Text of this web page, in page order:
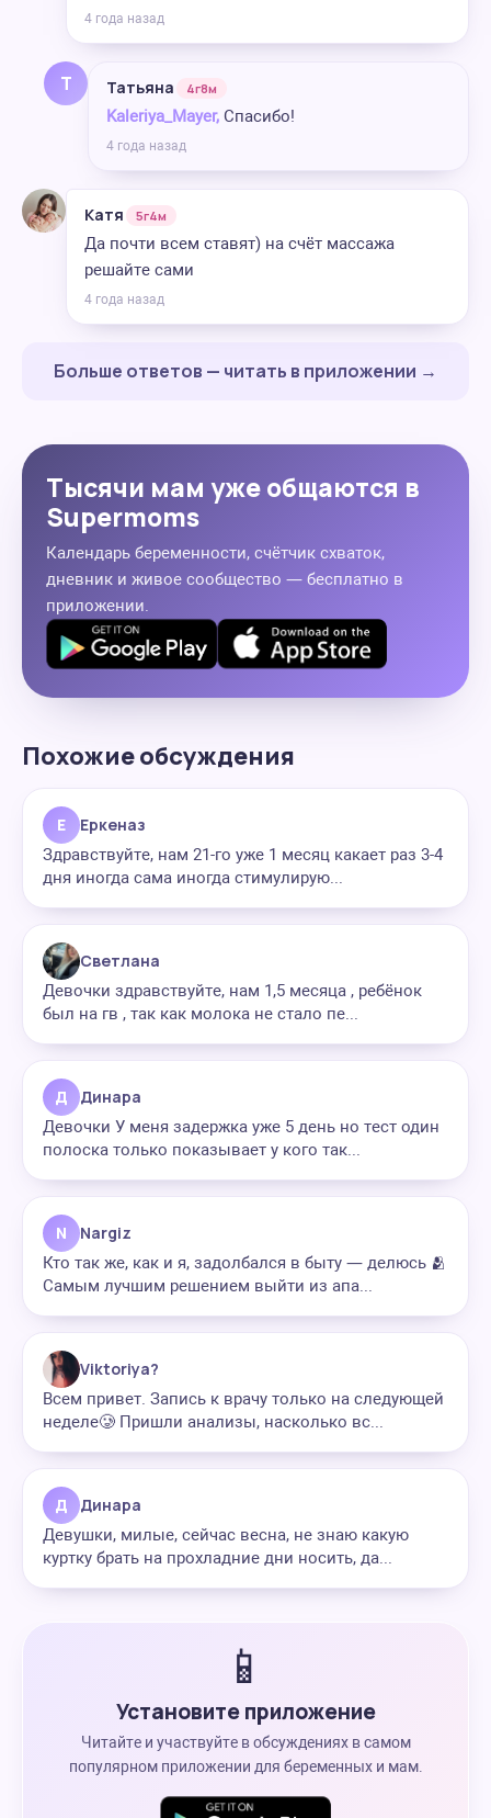
4 года назад
Т Татьяна 4г8м
Kaleriya_Mayer, Спасибо!
4 года назад
Катя 5г4м
Да почти всем ставят) на счёт массажа
решайте сами
4 года назад
Больше ответов — читать в приложении →
Тысячи мам уже общаются в
Supermoms
Календарь беременности, счётчик схваток,
дневник и живое сообщество — бесплатно в
приложении.
Похожие обсуждения
Е Еркеназ
Здравствуйте, нам 21-го уже 1 месяц какает раз 3-4
дня иногда сама иногда стимулирую...
Светлана
Девочки здравствуйте, нам 1,5 месяца , ребёнок
был на гв , так как молока не стало пе...
Д Динара
Девочки У меня задержка уже 5 день но тест один
полоска только показывает у кого так...
N Nargiz
Кто так же, как и я, задолбался в быту — делюсь 🫂
Самым лучшим решением выйти из апа...
Viktoriya?
Всем привет. Запись к врачу только на следующей
неделе🥲 Пришли анализы, насколько вс...
Д Динара
Девушки, милые, сейчас весна, не знаю какую
куртку брать на прохладние дни носить, да...
📱
Установите приложение
Читайте и участвуйте в обсуждениях в самом
популярном приложении для беременных и мам.